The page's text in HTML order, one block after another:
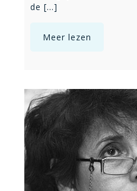
de [...]
Meer lezen